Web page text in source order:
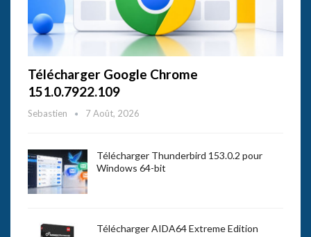
Télécharger Google Chrome
151.0.7922.109
Sebastien 7 Août, 2026
Télécharger Thunderbird 153.0.2 pour
Windows 64-bit
Télécharger AIDA64 Extreme Edition